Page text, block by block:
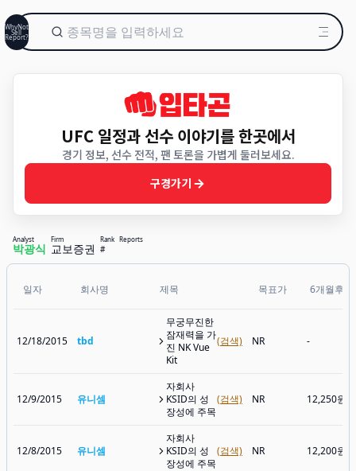
WhyNot
Sell
Report?
UFC 일정과 선수 이야기를 한곳에서
경기 정보, 선수 전적, 팬 토론을 가볍게 둘러보세요.
구경가기
Analyst
박광식
Firm
교보증권
Rank
#
Reports
일자 회사명 제목 목표가 6개월후
12/18/2015 tbd
무궁무진한
잠재력을 가
진 NK Vue
Kit
(검색) NR -
12/9/2015 유니셈
자회사
KSID의 성
장성에 주목
(검색) NR 12,250원
12/8/2015 유니셈
자회사
KSID의 성
장성에 주목
(검색) NR 12,200원